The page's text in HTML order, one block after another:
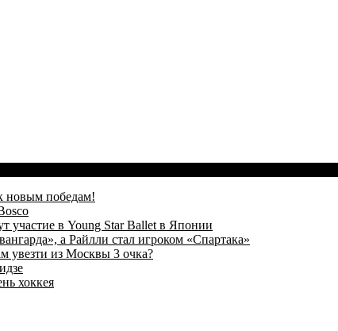
новым победам!
участие в Young Star Ballet в Японии
а Райлли стал игроком «Спартака»
из Москвы 3 очка?
хоккея